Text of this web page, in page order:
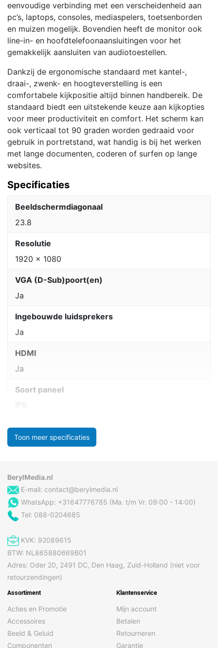
eenvoudige verbinding met een verscheidenheid aan
pc’s, laptops, consoles, mediaspelers, toetsenborden
en muizen mogelijk. Bovendien heeft de monitor ook
line-in- en hoofdtelefoonaansluitingen voor het
gemakkelijk aansluiten van audiotoestellen.
Dankzij de ergonomische standaard met kantel-,
draai-, zwenk- en hoogteverstelling is een
comfortabele kijkpositie altijd binnen handbereik. De
standaard biedt een uitstekende keuze aan kijkopties
voor meer productiviteit en comfort. Het scherm kan
ook verticaal tot 90 graden worden gedraaid voor
gebruik in portretstand, wat handig is bij het werken
met lange documenten, coderen of surfen op lange
websites.
Specificaties
Beeldschermdiagonaal
23.8
Resolutie
1920 x 1080
VGA (D-Sub)poort(en)
Ja
Ingebouwde luidsprekers
Ja
HDMI
Ja
Soort paneel
IPS
Toon meer specificaties
BerylMedia.nl
E-mail: contact@berylmedia.nl
WhatsApp: +31647776785 (Ma. t/m Vr. 09:00 - 14:00)
Tel: 088-0204685
KVK: 92089615
BTW: NL865880669B01
Adres: Oder 20, 2491 DC, Den Haag, Zuid-Holland (niet voor
retourzendingen)
Assortiment
Acties en Promotie
Accessoires
Beeld & Geluid
Componenten
Klantenservice
Mijn account
Betalen
Retourneren
Garantie